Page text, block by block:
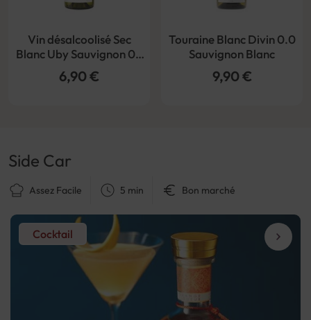
Vin désalcoolisé Sec
Blanc Uby Sauvignon 0%
Zero Alcool
6,90 €
Touraine Blanc Divin 0.0
Sauvignon Blanc
9,90 €
Cocktail
Side Car
Assez Facile 5 min Bon marché